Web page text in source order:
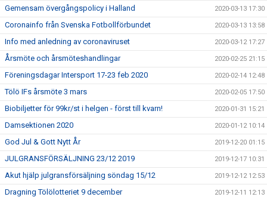
Gemensam övergångspolicy i Halland 2020-03-13 17:30
Coronainfo från Svenska Fotbollförbundet 2020-03-13 13:58
Info med anledning av coronaviruset 2020-03-12 17:27
Årsmöte och årsmöteshandlingar 2020-02-25 21:15
Föreningsdagar Intersport 17-23 feb 2020 2020-02-14 12:48
Tölö IFs årsmöte 3 mars 2020-02-05 17:50
Biobiljetter för 99kr/st i helgen - först till kvarn! 2020-01-31 15:21
Damsektionen 2020 2020-01-12 10:14
God Jul & Gott Nytt År 2019-12-20 01:15
JULGRANSFÖRSÄLJNING 23/12 2019 2019-12-17 10:31
Akut hjälp julgransförsäljning söndag 15/12 2019-12-12 12:53
Dragning Tölölotteriet 9 december 2019-12-11 12:13